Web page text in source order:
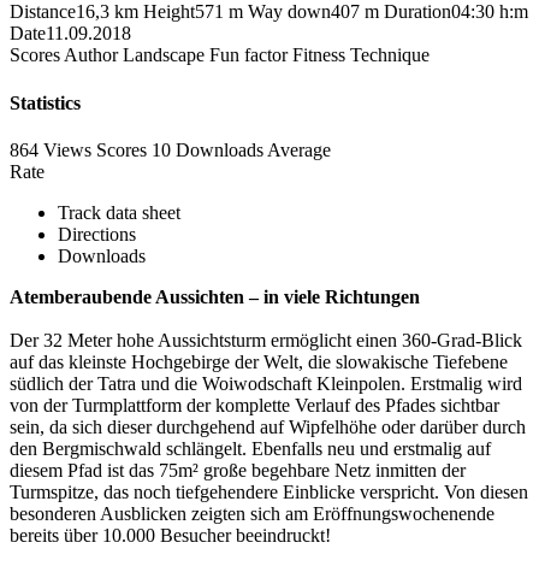
Distance16,3 km Height571 m Way down407 m Duration04:30 h:m
Date11.09.2018
Scores Author Landscape Fun factor Fitness Technique
Statistics
864 Views Scores 10 Downloads Average
Rate
Track data sheet
Directions
Downloads
Atemberaubende Aussichten – in viele Richtungen
Der 32 Meter hohe Aussichtsturm ermöglicht einen 360-Grad-Blick
auf das kleinste Hochgebirge der Welt, die slowakische Tiefebene
südlich der Tatra und die Woiwodschaft Kleinpolen. Erstmalig wird
von der Turmplattform der komplette Verlauf des Pfades sichtbar
sein, da sich dieser durchgehend auf Wipfelhöhe oder darüber durch
den Bergmischwald schlängelt. Ebenfalls neu und erstmalig auf
diesem Pfad ist das 75m² große begehbare Netz inmitten der
Turmspitze, das noch tiefgehendere Einblicke verspricht. Von diesen
besonderen Ausblicken zeigten sich am Eröffnungswochenende
bereits über 10.000 Besucher beeindruckt!